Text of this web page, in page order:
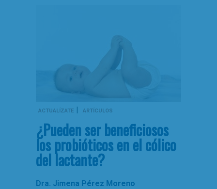
ACTUALÍZATE | ARTÍCULOS
¿Pueden ser beneficiosos
los probióticos en el cólico
del lactante?
Dra. Jimena Pérez Moreno